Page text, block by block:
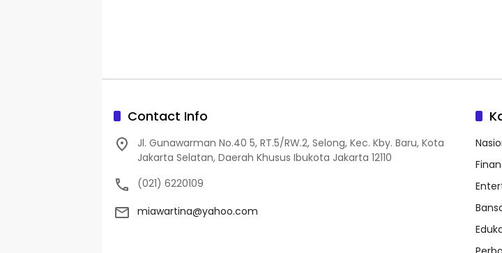
Contact Info
Jl. Gunawarman No.40 5, RT.5/RW.2, Selong, Kec. Kby. Baru, Kota
Jakarta Selatan, Daerah Khusus Ibukota Jakarta 12110
(021) 6220109
miawartina@yahoo.com